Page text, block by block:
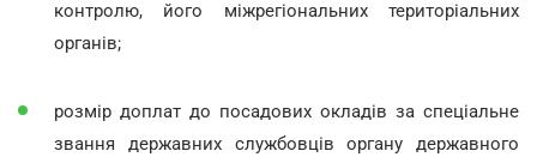
контролю, його міжрегіональних територіальних
органів;
розмір доплат до посадових окладів за спеціальне
звання державних службовців органу державного